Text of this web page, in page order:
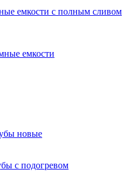
емкости с полным сливом
емкости
новые
с подогревом